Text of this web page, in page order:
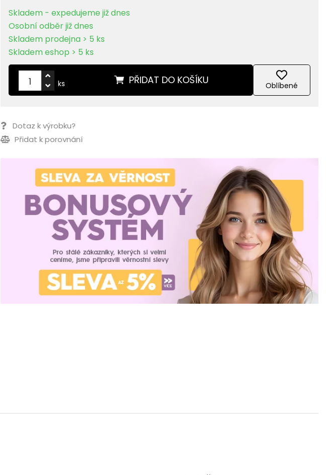
Skladem - expedujeme již dnes
Osobní odběr již dnes
Skladem prodejna > 5 ks
Skladem eshop > 5 ks
PŘIDAT DO KOŠÍKU
ks Oblíbené
Dotaz k výrobku?
Přidat k porovnání